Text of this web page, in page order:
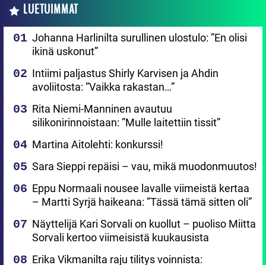
LUETUIMMAT
Johanna Harlinilta surullinen ulostulo: ”En olisi
ikinä uskonut”
Intiimi paljastus Shirly Karvisen ja Ahdin
avoliitosta: ”Vaikka rakastan…”
Rita Niemi-Manninen avautuu
silikonirinnoistaan: ”Mulle laitettiin tissit”
Martina Aitolehti: konkurssi!
Sara Sieppi repäisi – vau, mikä muodonmuutos!
Eppu Normaali nousee lavalle viimeistä kertaa
– Martti Syrjä haikeana: ”Tässä tämä sitten oli”
Näyttelijä Kari Sorvali on kuollut – puoliso Miitta
Sorvali kertoo viimeisistä kuukausista
Erika Vikmanilta raju tilitys voinnista: